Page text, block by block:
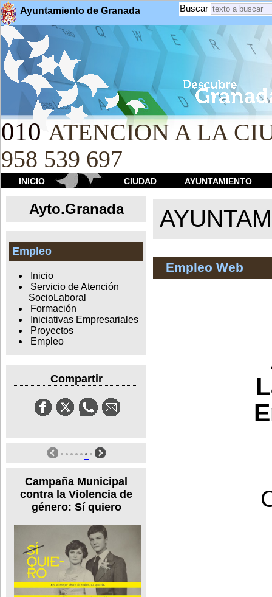
Ayuntamiento de Granada Buscar
010 ATENCION A LA
958 539 697
INICIO CIUDAD AYUNTAMIENTO
Ayto.Granada
Empleo
Inicio
Servicio de Atención
SocioLaboral
Formación
Iniciativas Empresariales
Proyectos
Empleo
Compartir
Campaña Municipal
contra la Violencia de
género: Sí quiero
Empleo Web